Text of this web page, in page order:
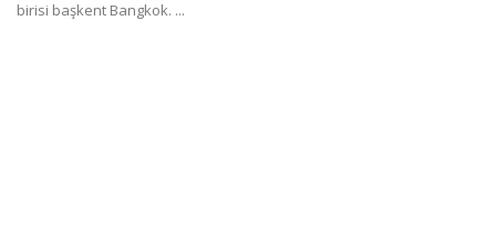
birisi başkent Bangkok. ...